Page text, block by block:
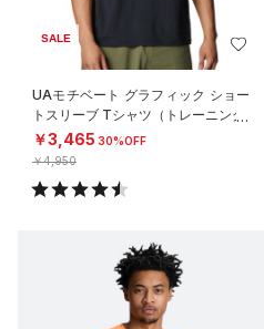
SALE
UAモチベート グラフィック ショー
トスリーブ Tシャツ（トレーニング/
MEN）
￥3,465 30%OFF
￥4,950